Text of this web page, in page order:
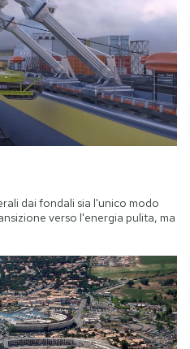
dai fondali sia l'unico modo
verso l'energia pulita, ma